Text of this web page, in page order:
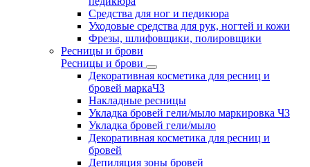
Средства для ног и педикюра
Уходовые средства для рук, ногтей и кожи
Фрезы, шлифовщики, полировщики
Ресницы и брови
Ресницы и брови
Декоративная косметика для ресниц и
бровей маркаЧЗ
Накладные ресницы
Укладка бровей гели/мыло маркировка ЧЗ
Укладка бровей гели/мыло
Декоративная косметика для ресниц и
бровей
Депиляция зоны бровей